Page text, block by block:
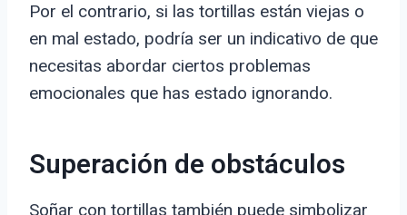
Por el contrario, si las tortillas están viejas o
en mal estado, podría ser un indicativo de que
necesitas abordar ciertos problemas
emocionales que has estado ignorando.
Superación de obstáculos
Soñar con tortillas también puede simbolizar